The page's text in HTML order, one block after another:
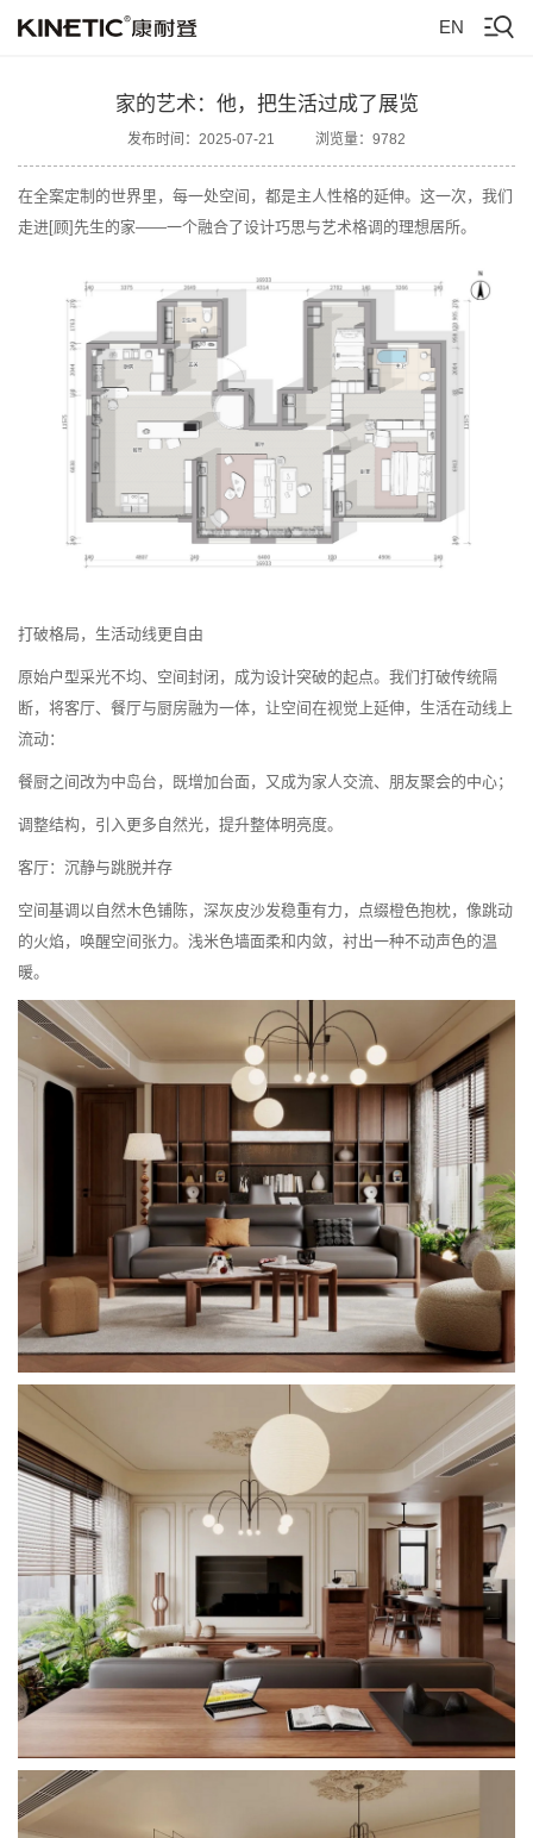
EN
家的艺术：他，把生活过成了展览
发布时间：2025-07-21 浏览量：9782
在全案定制的世界里，每一处空间，都是主人性格的延伸。这一次，我们
走进[顾]先生的家——一个融合了设计巧思与艺术格调的理想居所。
打破格局，生活动线更自由
原始户型采光不均、空间封闭，成为设计突破的起点。我们打破传统隔
断，将客厅、餐厅与厨房融为一体，让空间在视觉上延伸，生活在动线上
流动：
餐厨之间改为中岛台，既增加台面，又成为家人交流、朋友聚会的中心；
调整结构，引入更多自然光，提升整体明亮度。
客厅：沉静与跳脱并存
空间基调以自然木色铺陈，深灰皮沙发稳重有力，点缀橙色抱枕，像跳动
的火焰，唤醒空间张力。浅米色墙面柔和内敛，衬出一种不动声色的温
暖。